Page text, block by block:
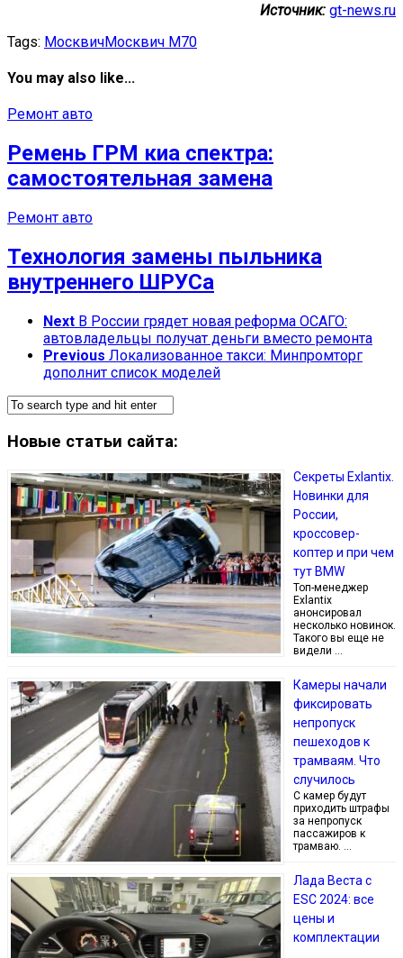
Источник: gt-news.ru
Tags: МосквичМосквич М70
You may also like...
Ремонт авто
Ремень ГРМ киа спектра:
самостоятельная замена
Ремонт авто
Технология замены пыльника
внутреннего ШРУСа
Next В России грядет новая реформа ОСАГО:
автовладельцы получат деньги вместо ремонта
Previous Локализованное такси: Минпромторг
дополнит список моделей
Новые статьи сайта:
Секреты Exlantix.
Новинки для
России,
кроссовер-
коптер и при чем
тут BMW
Топ-менеджер
Exlantix
анонсировал
несколько новинок.
Такого вы еще не
видели …
Камеры начали
фиксировать
непропуск
пешеходов к
трамваям. Что
случилось
С камер будут
приходить штрафы
за непропуск
пассажиров к
трамваю. …
Лада Веста с
ESC 2024: все
цены и
комплектации